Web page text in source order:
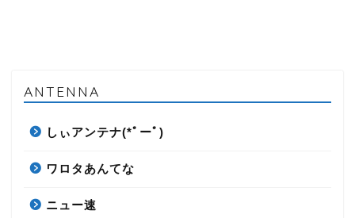
ANTENNA
しぃアンテナ(*ﾟーﾟ)
ワロタあんてな
ニュー速